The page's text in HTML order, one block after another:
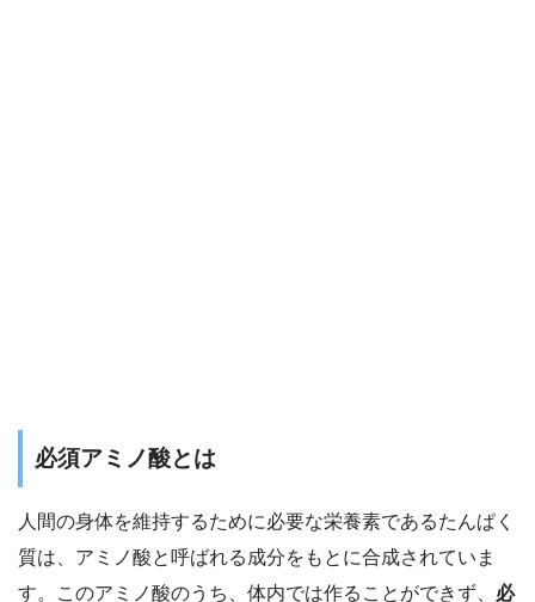
必須アミノ酸とは
人間の身体を維持するために必要な栄養素であるたんぱく
質は、アミノ酸と呼ばれる成分をもとに合成されていま
す。このアミノ酸のうち、体内では作ることができず、 必